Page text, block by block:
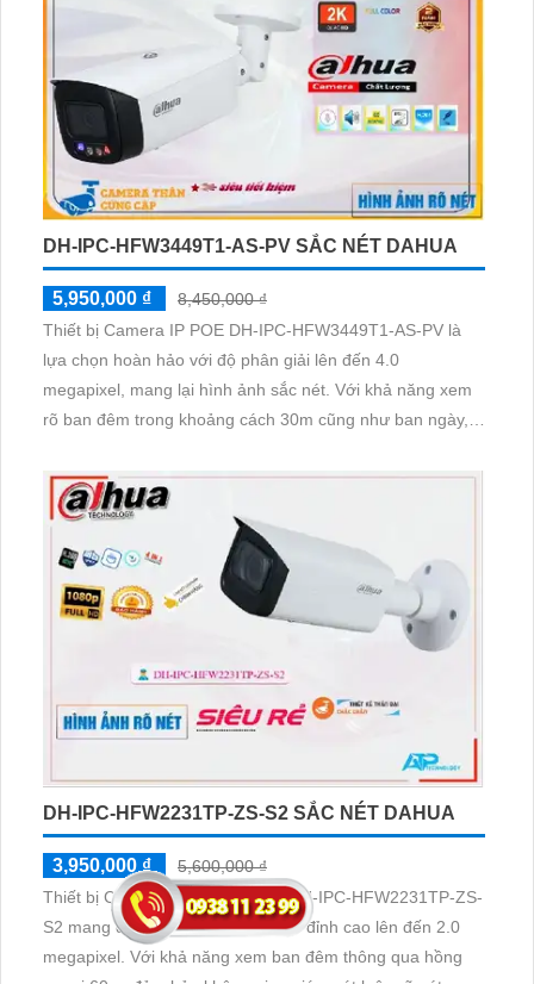
DH-IPC-HFW3449T1-AS-PV SẮC NÉT DAHUA
5,950,000 ₫
8,450,000 ₫
Thiết bị Camera IP POE DH-IPC-HFW3449T1-AS-PV là
lựa chọn hoàn hảo với độ phân giải lên đến 4.0
megapixel, mang lại hình ảnh sắc nét. Với khả năng xem
rõ ban đêm trong khoảng cách 30m cũng như ban ngày,
công nghệ IP POE tiên tiến, không làm ảnh hưởng đến
chất lượng hình ảnh
DH-IPC-HFW2231TP-ZS-S2 SẮC NÉT DAHUA
3,950,000 ₫
5,600,000 ₫
Thiết bị Camera IP POE sắc nét DH-IPC-HFW2231TP-ZS-
S2 mang đến chất lượng hình ảnh đỉnh cao lên đến 2.0
megapixel. Với khả năng xem ban đêm thông qua hồng